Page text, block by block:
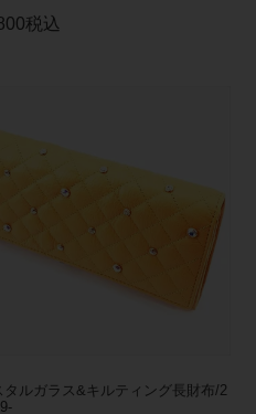
税込
タルガラス&キルティング長財布/2